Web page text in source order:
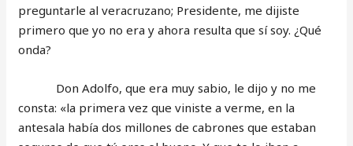
preguntarle al veracruzano; Presidente, me dijiste
primero que yo no era y ahora resulta que sí soy. ¿Qué
onda?
Don Adolfo, que era muy sabio, le dijo y no me
consta: «la primera vez que viniste a verme, en la
antesala había dos millones de cabrones que estaban